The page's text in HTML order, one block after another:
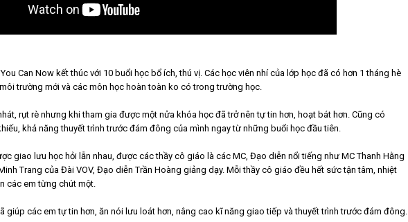
Can Now kết thúc với 10 buổi học bổ ích, thú vị. Các học viên nhí của lớp học đã có hơn 1 tháng hè
trường mới và các môn học hoàn toàn ko có trong trường học.
rụt rè nhưng khi tham gia được một nửa khóa học đã trở nên tự tin hơn, hoạt bát hơn. Cũng có
khả năng thuyết trình trước đám đông của mình ngay từ những buổi học đầu tiên.
giao lưu học hỏi lẫn nhau, được các thầy cô giáo là các MC, Đạo diễn nổi tiếng như MC Thanh Hằng
Trang của Đài VOV, Đạo diễn Trần Hoàng giảng dạy. Mỗi thầy cô giáo đều hết sức tận tâm, nhiệt
các em từng chút một.
giúp các em tự tin hơn, ăn nói lưu loát hơn, nâng cao kĩ năng giao tiếp và thuyết trình trước đám đông.